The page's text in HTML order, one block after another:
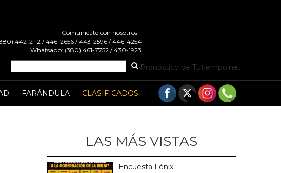
- Comunicate con nosotros -
442-2112 / 446-2656 / 443-2596 / 446-4254
Whatsapp: (380) 461-7752 / 430-1923
Pronóstico de Tutiempo.net
FARÁNDULA CLASIFICADOS
LAS MÁS VISTAS
Encuesta Fénix